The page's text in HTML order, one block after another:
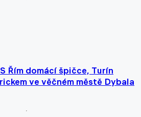
Řím domácí špičce, Turín
ve věčném městě Dybala